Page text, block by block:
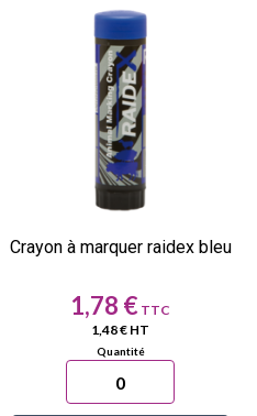
Crayon à marquer raidex bleu
Prix
1,78 €
1,48 € HT